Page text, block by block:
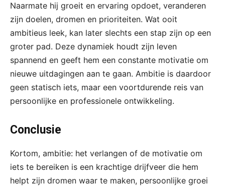
Naarmate hij groeit en ervaring opdoet, veranderen
zijn doelen, dromen en prioriteiten. Wat ooit
ambitieus leek, kan later slechts een stap zijn op een
groter pad. Deze dynamiek houdt zijn leven
spannend en geeft hem een constante motivatie om
nieuwe uitdagingen aan te gaan. Ambitie is daardoor
geen statisch iets, maar een voortdurende reis van
persoonlijke en professionele ontwikkeling.
Conclusie
Kortom, ambitie: het verlangen of de motivatie om
iets te bereiken is een krachtige drijfveer die hem
helpt zijn dromen waar te maken, persoonlijke groei